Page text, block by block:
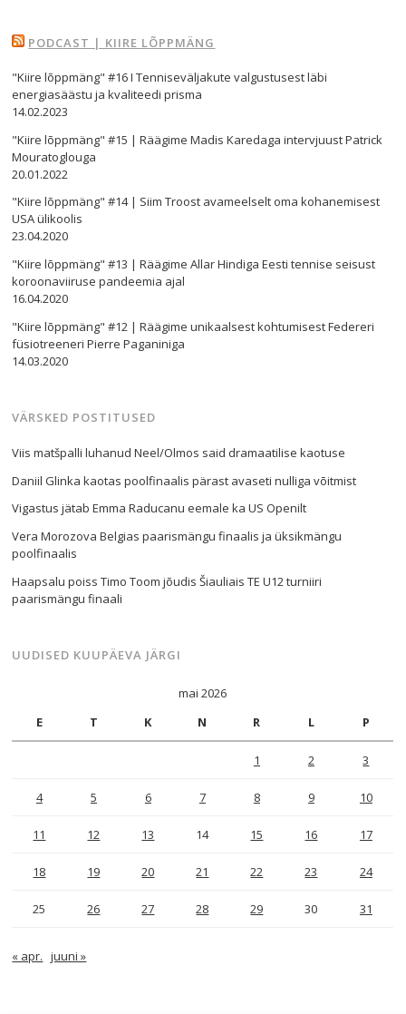
PODCAST | KIIRE LÕPPMÄNG
"Kiire lõppmäng" #16 I Tenniseväljakute valgustusest läbi
energiasäästu ja kvaliteedi prisma
14.02.2023
"Kiire lõppmäng" #15 | Räägime Madis Karedaga intervjuust Patrick
Mouratoglouga
20.01.2022
"Kiire lõppmäng" #14 | Siim Troost avameelselt oma kohanemisest
USA ülikoolis
23.04.2020
"Kiire lõppmäng" #13 | Räägime Allar Hindiga Eesti tennise seisust
koroonaviiruse pandeemia ajal
16.04.2020
"Kiire lõppmäng" #12 | Räägime unikaalsest kohtumisest Federeri
füsiotreeneri Pierre Paganiniga
14.03.2020
VÄRSKED POSTITUSED
Viis matšpalli luhanud Neel/Olmos said dramaatilise kaotuse
Daniil Glinka kaotas poolfinaalis pärast avaseti nulliga võitmist
Vigastus jätab Emma Raducanu eemale ka US Openilt
Vera Morozova Belgias paarismängu finaalis ja üksikmängu
poolfinaalis
Haapsalu poiss Timo Toom jõudis Šiauliais TE U12 turniiri
paarismängu finaali
UUDISED KUUPÄEVA JÄRGI
mai 2026
E
T K N R L P
1 2 3
4 5 6 7 8 9 10
11 12 13 14 15 16 17
18 19 20 21 22 23 24
25 26 27 28 29 30 31
« apr. juuni »